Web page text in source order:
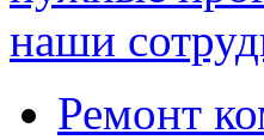
наши
Ремонт